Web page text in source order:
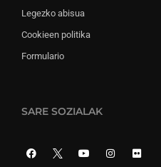
Legezko abisua
Cookieen politika
Formulario
SARE SOZIALAK